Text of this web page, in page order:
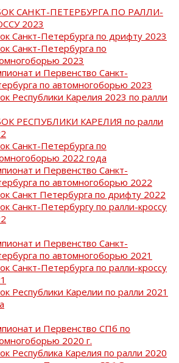
САНКТ-ПЕТЕРБУРГА ПО РАЛЛИ-
2023
Санкт-Петербурга по дрифту 2023
Санкт-Петербурга по
2023
и Первенство Санкт-
по автомногоборью 2023
Республики Карелия 2023 по ралли
РЕСПУБЛИКИ КАРЕЛИЯ по ралли
Санкт-Петербурга по
2022 года
и Первенство Санкт-
по автомногоборью 2022
Санкт Петербурга по дрифту 2022
Санкт-Петербургу по ралли-кроссу
и Первенство Санкт-
по автомногоборью 2021
Санкт-Петербурга по ралли-кроссу
Республики Карелии по ралли 2021
и Первенство СПб по
2020 г.
Республика Карелия по ралли 2020